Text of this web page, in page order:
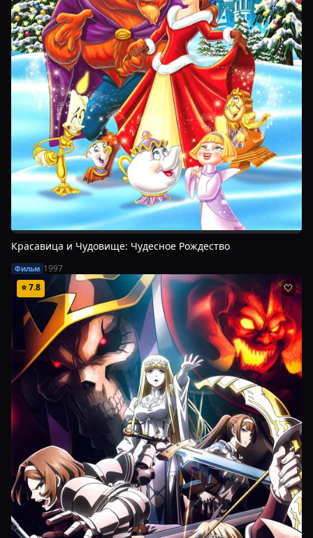
Красавица и Чудовище: Чудесное Рождество
Фильм 1997
⭐7.8 🤍